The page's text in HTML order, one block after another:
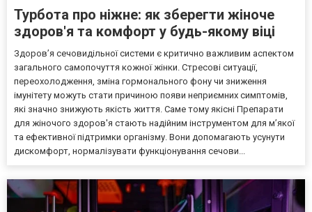
Турбота про ніжне: як зберегти жіноче
здоров'я та комфорт у будь-якому віці
Здоров’я сечовидільної системи є критично важливим аспектом
загального самопочуття кожної жінки. Стресові ситуації,
переохолодження, зміна гормонального фону чи зниження
імунітету можуть стати причиною появи неприємних симптомів,
які значно знижують якість життя. Саме тому якісні Препарати
для жіночого здоров'я стають надійним інструментом для м’якої
та ефективної підтримки організму. Вони допомагають усунути
дискомфорт, нормалізувати функціонування сечови...